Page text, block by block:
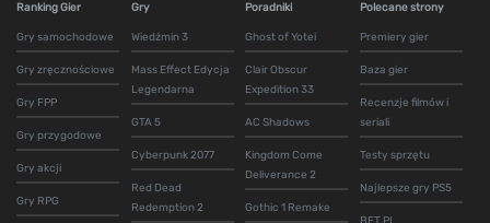
Ranking Gier
Gry samochodowe
Gry zręcznościowe
Gry FPP
Gry przygodowe
Gry akcji
Gry RPG
Gry
Wiedźmin 3
Mass Effect Edycja
Legendarna
GTA 5
Cyberpunk 2077
Red Dead
Redemption 2
Poradniki
Ghost of Yotei
Clair Obscur
Expedition 33
AC Shadows
Kingdom Come
Deliverance 2
Gothic 1 Remake
Polecane strony
Premiery gier
Baza gier
Recenzje filmów i
seriali
Testy sprzętu
Najlepsze gry PS5